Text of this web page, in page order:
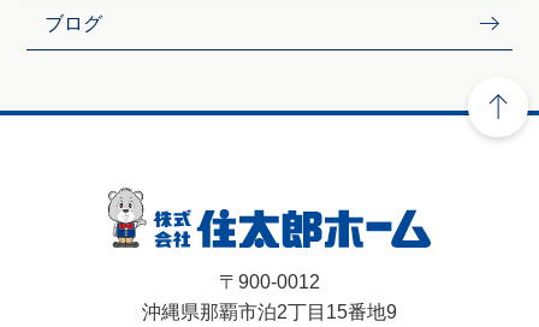
ブログ
〒900-0012
沖縄県那覇市泊2丁目15番地9